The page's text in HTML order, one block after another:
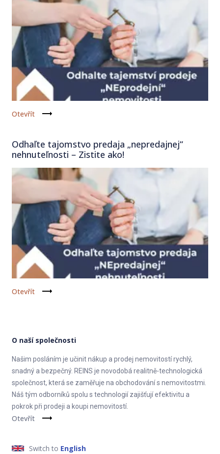
Otevřít
Odhaľte tajomstvo predaja „nepredajnej“
nehnuteľnosti – Zistite ako!
Otevřít
O naší společnosti
Našim posláním je učinit nákup a prodej nemovitostí rychlý,
snadný a bezpečný. REINS je novodobá realitně-technologická
společnost, která se zaměřuje na obchodování s nemovitostmi.
Náš tým odborníků spolu s technologií zajišťují efektivitu a
pokrok při prodeji a koupi nemovitostí.
Otevřít
Switch to English